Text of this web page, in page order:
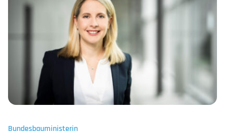
Bundesbauministerin